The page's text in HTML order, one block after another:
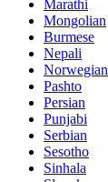
Marathi
Mongolian
Burmese
Nepali
Norwegian
Pashto
Persian
Punjabi
Serbian
Sesotho
Sinhala